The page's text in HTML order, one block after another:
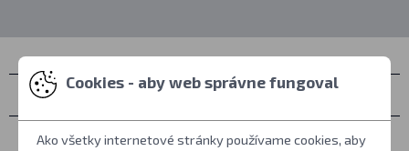
Kontakty
Zastihnete nás
Cookies - aby web správne fungoval
Ako všetky internetové stránky používame cookies, aby